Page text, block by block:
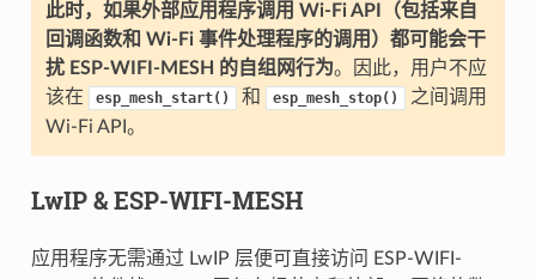
此时，如果外部应用程序调用 Wi-Fi API（包括来自
回调函数和 Wi-Fi 事件处理程序的调用）都可能会干
扰 ESP-WIFI-MESH 的自组网行为。因此，用户不应
该在
esp_mesh_start() 和 esp_mesh_stop()
之间调用
Wi-Fi API。
LwIP & ESP-WIFI-MESH
应用程序无需通过 LwIP 层便可直接访问 ESP-WIFI-